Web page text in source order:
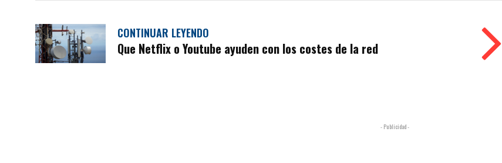
CONTINUAR LEYENDO
Que Netflix o Youtube ayuden con los costes de la red
- Publicidad -